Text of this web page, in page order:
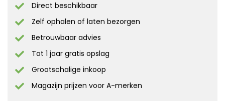
Direct beschikbaar
Zelf ophalen of laten bezorgen
Betrouwbaar advies
Tot 1 jaar gratis opslag
Grootschalige inkoop
Magazijn prijzen voor A-merken